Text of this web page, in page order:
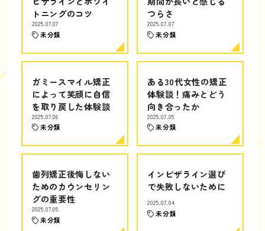
トニングのコツ
2025.07.07
未分類
つらさ
2025.07.07
未分類
ガミースマイル矯正
によって笑顔に自信
を取り戻した体験談
2025.07.06
未分類
ある30代女性の矯正
体験談！痛みとどう
向き合ったか
2025.07.05
未分類
歯列矯正後悔しない
ためのカウンセリン
グの重要性
2025.07.05
未分類
インビザライン選び
で失敗しないために
2025.07.04
未分類